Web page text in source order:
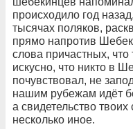
происходило год
тысячах поляков,
прямо напротив
слова причастных, что
искусно, что никто в
почувствовал, не
нашим рубежам идёт
а свидетельство
несколько иное.